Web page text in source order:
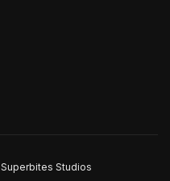
Superbites Studios